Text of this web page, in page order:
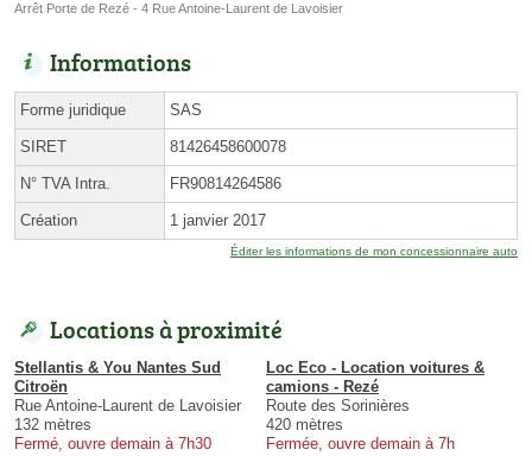
Arrêt Porte de Rezé - 4 Rue Antoine-Laurent de Lavoisier
Informations
Forme juridique SAS
SIRET 81426458600078
N° TVA Intra. FR90814264586
Création 1 janvier 2017
Éditer les informations de mon concessionnaire auto
Locations à proximité
Stellantis & You Nantes Sud
Citroën
Rue Antoine-Laurent de Lavoisier
132 mètres
Fermé, ouvre demain à 7h30
Loc Eco - Location voitures &
camions - Rezé
Route des Sorinières
420 mètres
Fermée, ouvre demain à 7h